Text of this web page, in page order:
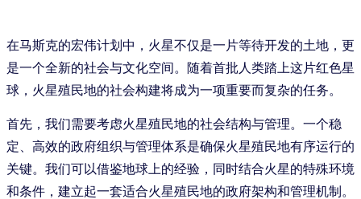
在马斯克的宏伟计划中，火星不仅是一片等待开发的土地，更
是一个全新的社会与文化空间。随着首批人类踏上这片红色星
球，火星殖民地的社会构建将成为一项重要而复杂的任务。
首先，我们需要考虑火星殖民地的社会结构与管理。一个稳
定、高效的政府组织与管理体系是确保火星殖民地有序运行的
关键。我们可以借鉴地球上的经验，同时结合火星的特殊环境
和条件，建立起一套适合火星殖民地的政府架构和管理机制。